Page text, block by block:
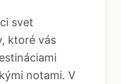
svet
ktoré vás
notami. V